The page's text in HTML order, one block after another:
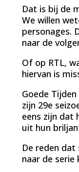
Dat is bij de
We willen
personages.
naar de
Of op RTL,
hiervan is
Goede
zijn 29e
eens zijn dat
uit hun
De reden dat
naar de serie